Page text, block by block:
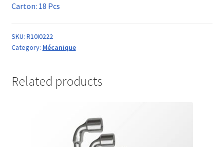
Carton: 18 Pcs
SKU: R10I0222
Category: Mécanique
Related products